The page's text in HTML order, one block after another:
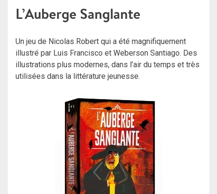
L’Auberge Sanglante
Un jeu de Nicolas Robert qui a été magnifiquement
illustré par Luis Francisco et Weberson Santiago. Des
illustrations plus modernes, dans l’air du temps et très
utilisées dans la littérature jeunesse.